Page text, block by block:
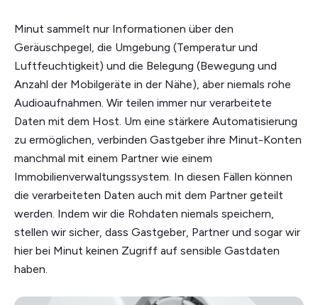
Minut sammelt nur Informationen über den
Geräuschpegel, die Umgebung (Temperatur und
Luftfeuchtigkeit) und die Belegung (Bewegung und
Anzahl der Mobilgeräte in der Nähe), aber niemals rohe
Audioaufnahmen. Wir teilen immer nur verarbeitete
Daten mit dem Host. Um eine stärkere Automatisierung
zu ermöglichen, verbinden Gastgeber ihre Minut-Konten
manchmal mit einem Partner wie einem
Immobilienverwaltungssystem. In diesen Fällen können
die verarbeiteten Daten auch mit dem Partner geteilt
werden. Indem wir die Rohdaten niemals speichern,
stellen wir sicher, dass Gastgeber, Partner und sogar wir
hier bei Minut keinen Zugriff auf sensible Gastdaten
haben.